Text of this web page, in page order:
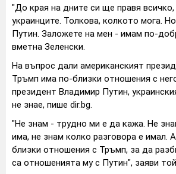
"До края на дните си ще правя
украинците. Толкова, колкото мога.
Путин. Заложете на мен - имам по-
вметна Зеленски.
На въпрос дали американският
Тръмп има по-близки отношения с
президент Владимир Путин,
не знае, пише dir.bg.
"Не знам - трудно ми е да кажа. Не
има, не знам колко разговора е имал.
близки отношения с Тръмп, за да
са отношенията му с Путин", заяви